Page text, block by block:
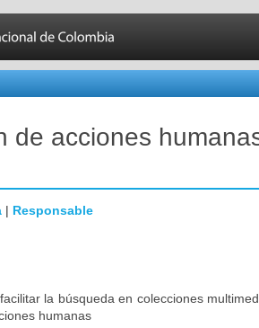
de acciones
| Responsable
la búsqueda en colecciones
humanas